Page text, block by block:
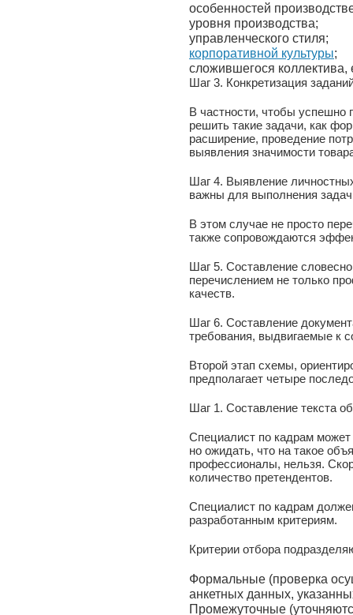
особенностей
уровня производства;
управленческого стиля;
корпоративной культуры;
сложившегося коллектива,
Шаг 3. Конкретизация
В частности, чтобы успешно
решить такие задачи, как
расширение, проведение
выявления значимости
Шаг 4. Выявление
важны для выполнения
В этом случае не просто
также сопровождаются
Шаг 5. Составление
перечислением не только
качеств.
Шаг 6. Составление
требования, выдвигаемые к
Второй этап схемы,
предполагает четыре
Шаг 1. Составление текста
Специалист по кадрам
но ожидать, что на такое
профессионалы, нельзя.
количество претендентов.
Специалист по кадрам
разработанным критериям.
Критерии отбора
Формальные (проверка
анкетных данных,
Промежуточные